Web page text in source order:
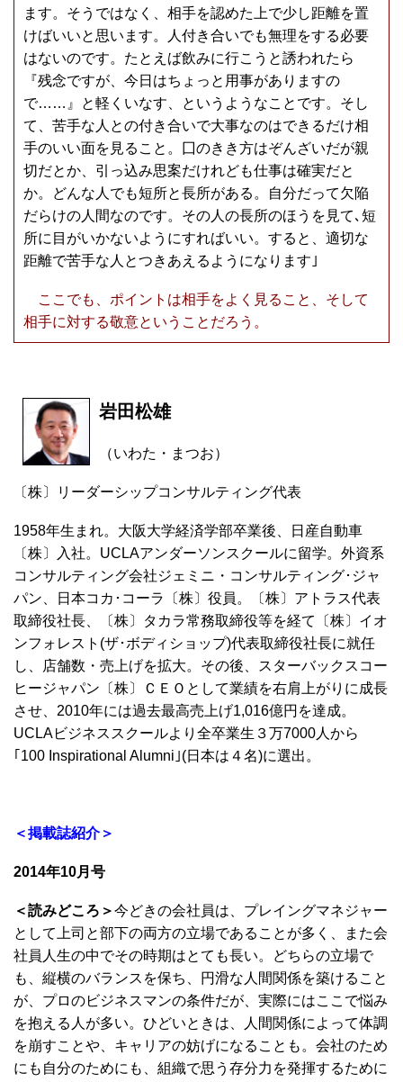
ます。そうではなく、相手を認めた上で少し距離を置
けばいいと思います。人付き合いでも無理をする必要
はないのです。たとえば飲みに行こうと誘われたら
『残念ですが、今日はちょっと用事がありますの
で……』と軽くいなす、というようなことです。そし
て、苦手な人との付き合いで大事なのはできるだけ相
手のいい面を見ること。囗のきき方はぞんざいだが親
切だとか、引っ込み思案だけれども仕事は確実だと
か。どんな人でも短所と長所がある。自分だって欠陥
だらけの人間なのです。その人の長所のほうを見て､短
所に目がいかないようにすればいい。すると、適切な
距離で苦手な人とつきあえるようになります｣
ここでも、ポイントは相手をよく見ること、そして
相手に対する敬意ということだろう。
岩田松雄
（いわた・まつお）
〔株〕リーダーシップコンサルティング代表
1958年生まれ。大阪大学経済学部卒業後、日産自動車
〔株〕入社。UCLAアンダーソンスクールに留学。外資系
コンサルティング会社ジェミニ・コンサルティング･ジャ
パン、日本コカ･コーラ〔株〕役員。〔株〕アトラス代表
取締役社長、〔株〕タカラ常務取締役等を経て〔株〕イオ
ンフォレスト(ザ･ボディショップ)代表取締役社長に就任
し、店舗数・売上げを拡大。その後、スターバックスコー
ヒージャパン〔株〕ＣＥＯとして業績を右肩上がりに成長
させ、2010年には過去最高売上げ1,016億円を達成。
UCLAビジネススクールより全卒業生３万7000人から
｢100 Inspirational Alumni｣(日本は４名)に選出。
＜掲載誌紹介＞
2014年10月号
＜読みどころ＞今どきの会社員は、プレイングマネジャー
として上司と部下の両方の立場であることが多く、また会
社員人生の中でその時期はとても長い。どちらの立場で
も、縦横のバランスを保ち、円滑な人間関係を築けること
が、プロのビジネスマンの条件だが、実際にはここで悩み
を抱える人が多い。ひどいときは、人間関係によって体調
を崩すことや、キャリアの妨げになることも。会社のため
にも自分のためにも、組織で思う存分力を発揮するために